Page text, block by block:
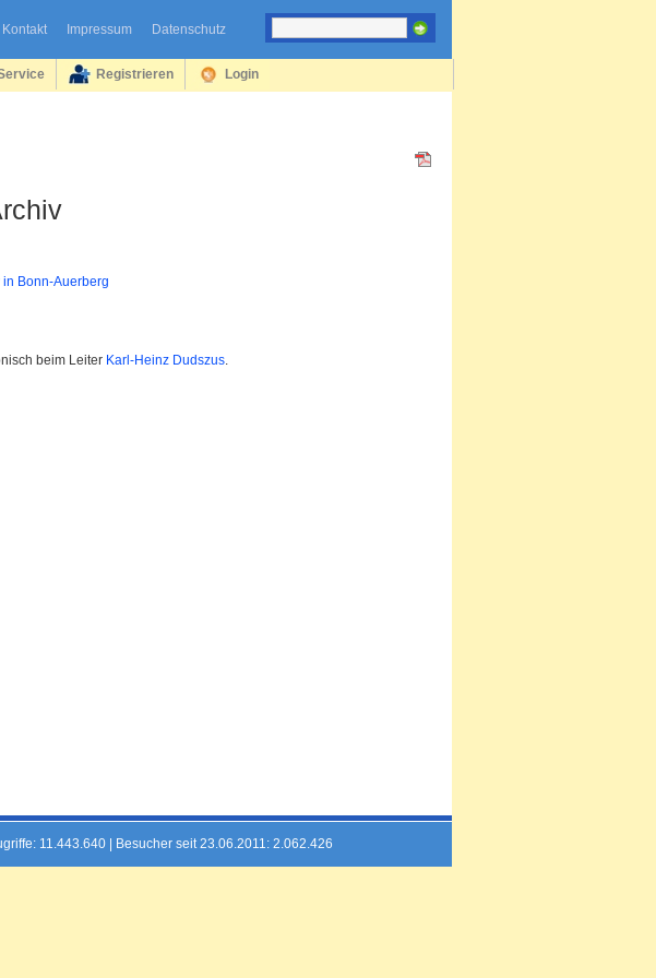
Kontakt Impressum Datenschutz
Registrieren Login
Bonn-Auerberg
beim Leiter Karl-Heinz Dudszus.
11.443.640 | Besucher seit 23.06.2011: 2.062.426